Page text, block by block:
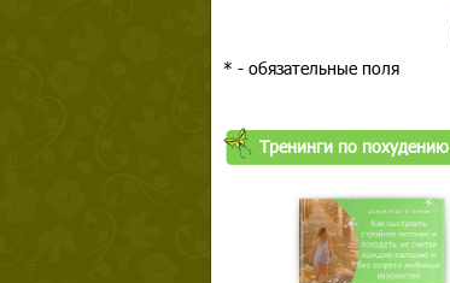
* - обязательные поля
Тренинги по похудению